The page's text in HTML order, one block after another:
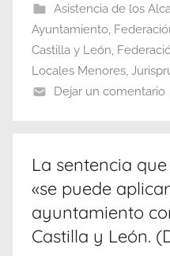
Asistencia de los
Ayuntamiento,
Castilla y León,
Locales Menores,
Dejar un comentario
La sentencia
«se puede
ayuntamiento
Castilla y León.